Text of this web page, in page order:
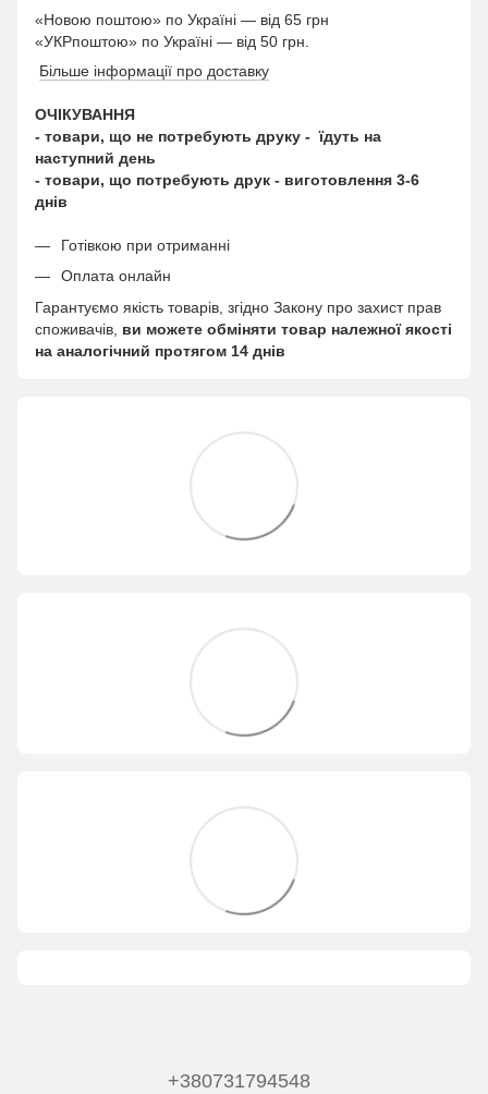
«Новою поштою» по Україні — від 65 грн
«УКРпоштою» по Україні — від 50 грн.
Більше інформації про доставку
ОЧІКУВАННЯ
- товари, що не потребують друку - їдуть на
наступний день
- товари, що потребують друк - виготовлення 3-6
днів
Готівкою при отриманні
Оплата онлайн
Гарантуємо якість товарів, згідно Закону про захист прав
споживачів, ви можете обміняти товар належної якості
на аналогічний протягом 14 днів
+380731794548